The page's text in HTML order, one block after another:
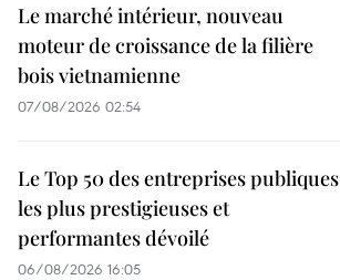
Le marché intérieur, nouveau
moteur de croissance de la filière
bois vietnamienne
07/08/2026 02:54
Le Top 50 des entreprises publiques
les plus prestigieuses et
performantes dévoilé
06/08/2026 16:05